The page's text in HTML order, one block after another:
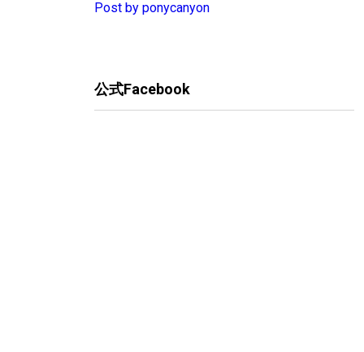
Post by ponycanyon
公式Facebook